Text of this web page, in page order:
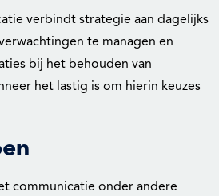
verbindt strategie aan dagelijks
te managen en
bij het behouden van
het lastig is om hierin keuzes
communicatie onder andere